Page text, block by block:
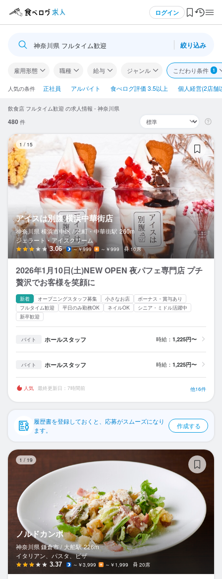
ログイン
ログイン・無料会員登録
食べログ求人TOP
求人検索
閲覧履歴
気になる求人
検索履歴・保存した条件
応募履歴
WEB履歴書
スカウト・メルマガ受信設定
ヘルプ・お問い合わせフォーム
掲載をご検討の店舗様へ
食べログ求人PRESS
プライバシーポリシー
利用規約
企業情報
神奈川県 フルタイム歓迎 絞り込み
雇用形態 職種 給与 ジャンル こだわり条件 1
人気の条件 正社員 アルバイト 食べログ評価 3.5以上 個人経営(2店舗
飲食店 フルタイム歓迎 の求人情報 - 神奈川県
480件
1 / 15
アイスは別腹 横浜中華街店
神奈川県 横浜市中区 / 元町・中華街駅 260m
ジェラート・アイスクリーム
3.06 ～￥999 ～￥999 10席
2026年1月10日(土)NEW OPEN 夜パフェ専門店 ‪‬プチ
贅沢でお客様を笑顔に
新着 オープニングスタッフ募集 小さなお店
ボーナス・賞与あり
フルタイム歓迎
平日のみ勤務OK ネイルOK
シニア・ミドル活躍中
新卒歓迎
バイト ホールスタッフ 時給： 1,225円〜
バイト ホールスタッフ 時給： 1,225円〜
人気 最終更新日：7時間前 他16件
履歴書を登録しておくと、応募がスムーズになり
ます。
作成する
1 / 19
ノルドカンポ
神奈川県 鎌倉市 / 大船駅 226m
イタリアン、パスタ、ピザ
3.37 ～￥3,999 ～￥1,999 20席